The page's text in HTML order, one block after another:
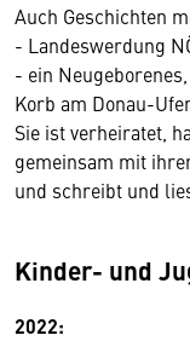
Auch Geschichten
- Landeswerdung
- ein
Korb am Donau-
Sie ist verheiratet,
gemeinsam mit
und schreibt und
Kinder- und
2022: